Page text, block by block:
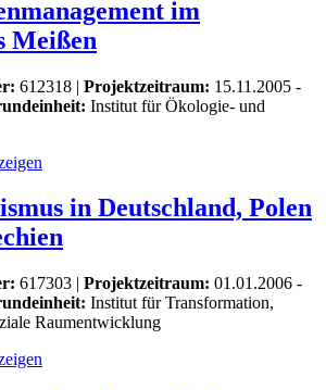
im
Meißen
612318 | Projektzeitraum: 15.11.2005 -
Institut für Ökologie- und
in Deutschland, Polen
617303 | Projektzeitraum: 01.01.2006 -
Institut für Transformation,
Raumentwicklung